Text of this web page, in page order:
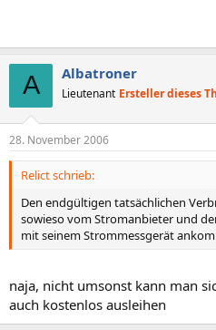
A Albatroner
Lieutenant Ersteller dieses
28. November 2006
Relict schrieb:
Den endgültigen tatsächlichen
sowieso vom Stromanbieter und
mit seinem Strommessgerät
naja, nicht umsonst kann man
auch kostenlos ausleihen